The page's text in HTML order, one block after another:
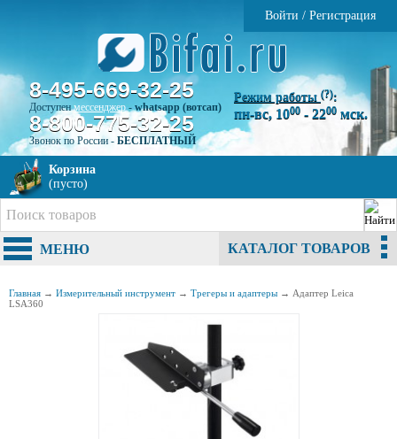
Войти / Регистрация
8-495-669-32-25
Доступенмессенджер-whatsapp (вотсап)
8-800-775-32-25
Звонок по России - БЕСПЛАТНЫЙ
Режим работы (?):
пн-вс, 1000 - 2200 мск.
Корзина
(пусто)
МЕНЮ КАТАЛОГ ТОВАРОВ
Главная → Измерительный инструмент → Трегеры и адаптеры → Адаптер Leica
LSA360